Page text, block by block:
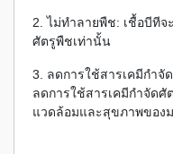
2. ไม่ทำลายพืช: เชื้อบีที
ศัตรูพืชเท่านั้น
3. ลดการใช้สารเคมีกำจั
ลดการใช้สารเคมีกำจัด
แวดล้อมและสุขภาพของ